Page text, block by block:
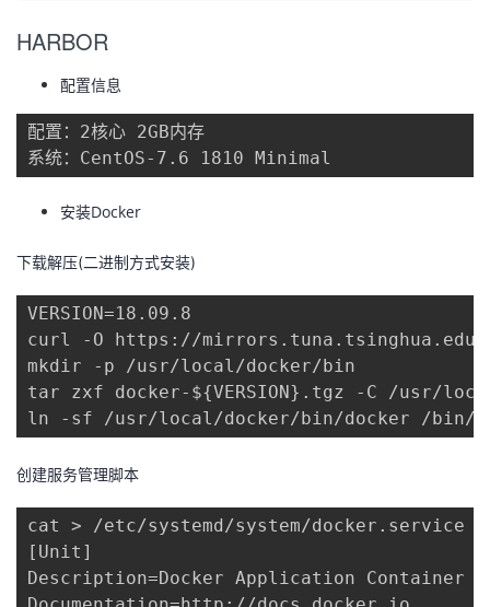
主
的
发
者
我
的
博
客
我
的
论
坛
我
的
圈
子
我
的
直
播
我
的
活
我
的
我
HARBOR
配置信息
配置：2核心 2GB内存
系统：CentOS-7.6 1810 Minimal
安装Docker
下载解压(二进制方式安装)
VERSION=18.09.8
curl -O https://
mkdir -p /usr/local/docker/bin
tar zxf docker-${VERSION}.tgz -C /usr/
ln -sf /usr/local/docker/bin/docker /bin/
创建服务管理脚本
cat > /etc/systemd/system/docker.service
[Unit]
Description=Docker Application Container